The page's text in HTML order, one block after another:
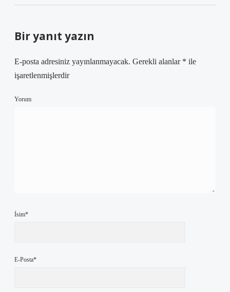
Bir yanıt yazın
E-posta adresiniz yayınlanmayacak. Gerekli alanlar * ile
işaretlenmişlerdir
Yorum
İsim*
E-Posta*